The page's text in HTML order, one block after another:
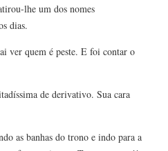
lhe um dos nomes
dias.
ver quem é peste. E foi contar o
de derivativo. Sua cara
as banhas do trono e indo para a